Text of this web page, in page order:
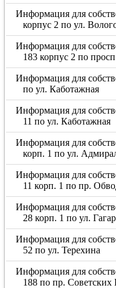
Информация для
корпус 2 по ул.
Информация для
183 корпус 2 по
Информация для
по ул. Каботажная
Информация для
11 по ул. Каботажная
Информация для
корп. 1 по ул.
Информация для
11 корп. 1 по пр.
Информация для
28 корп. 1 по ул.
Информация для
52 по ул. Терехина
Информация для
188 по пр. Советских